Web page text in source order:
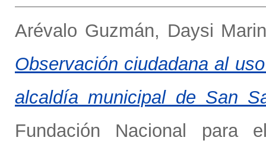
Arévalo Guzmán, Daysi
Observación ciudadana al
alcaldía municipal de San
Fundación Nacional para